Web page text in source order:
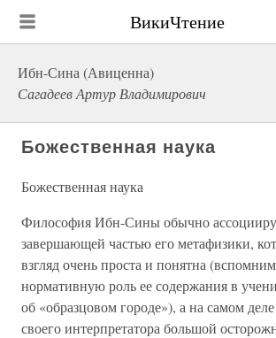
ВикиЧтение
Ибн-Сина (Авиценна)
Сагадеев Артур Владимирович
Божественная наука
Божественная наука
Философия Ибн-Сины обычно
завершающей частью его метафизики,
взгляд очень проста и понятна
нормативную роль ее содержания в
об «образцовом городе»), а на самом деле
своего интерпретатора большой